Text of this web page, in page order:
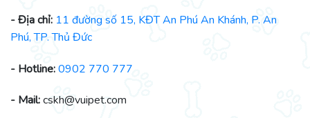
- Địa chỉ: 11 đường số 15, KĐT An Phú An Khánh, P. An
Phú, TP. Thủ Đức
- Hotline:0902 770 777
- Mail:cskh@vuipet.com